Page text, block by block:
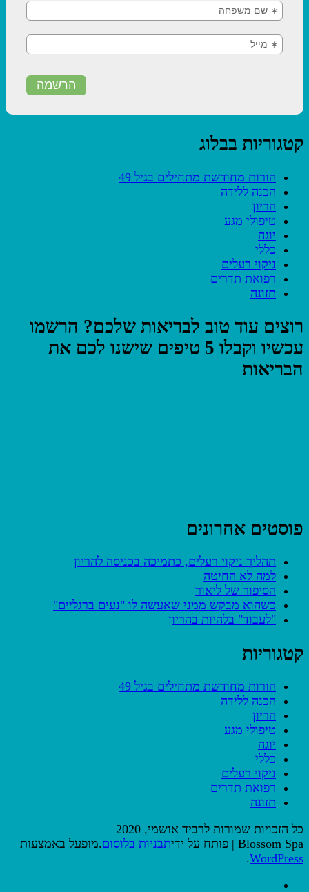
קטגוריות בבלוג
הורות מחודשת מתחילים בגיל 49
הכנה ללידה
הריון
טיפולי מגע
יוגה
כללי
ניקוי רעלים
רפואת תדרים
תזונה
רוצים עוד טוב לבריאות שלכם? הרשמו
עכשיו וקבלו 5 טיפים שישנו לכם את
הבריאות
פוסטים אחרונים
תהליך ניקוי רעלים, כתמיכה בכניסה להריון
למה לא החיטה
הסיפור של ליאור
כשהוא מבקש ממני שאעשה לו "נעים ברגליים"
"לעבוד" בלהיות בהריון
קטגוריות
הורות מחודשת מתחילים בגיל 49
הכנה ללידה
הריון
טיפולי מגע
יוגה
כללי
ניקוי רעלים
רפואת תדרים
תזונה
כל הזכויות שמורות לרביד אושמי, 2020
Blossom Spa | פותח על ידי
תבניות בלוסום.מופעל באמצעות
WordPress
.